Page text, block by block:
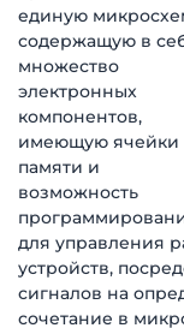
единую
содержащую в
множество
электронных
компонентов,
имеющую ячейки
памяти и
возможность
для управления
устройств,
сигналов на
сочетание в